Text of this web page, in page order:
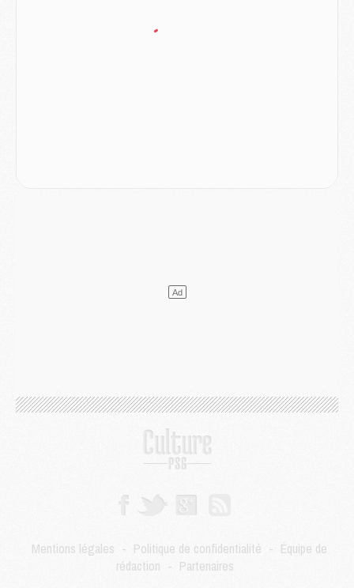
- Le PSG veut accélérer, Ferran Torres temporise
- [MAJ] Le PSG a fait une grosse offre à Parme pour Suzuki
Mercato- L'agent de Mika Godts confirme un accord avec le PSG
Club- Quels numéros de maillot pour Akliouche et Digne au PSG ?
- Un hommage prévu lors de Brest/PSG
- Le PSG et le Barça ont rendez-vous pour Ferran Torres
- Guéla Doué dans les listes du PSG
VENDREDI 31 JUILLET
Match
- Un diffuseur annoncé pour les deux premiers matchs amicaux du PSG
Mercato- Le transfert d'Akliouche au PSG bouclé, le montant se précise
- Un retour majeur dans le groupe du PSG
Mentions légales - Politique de confidentialité - Équipe de
rédaction - Partenaires